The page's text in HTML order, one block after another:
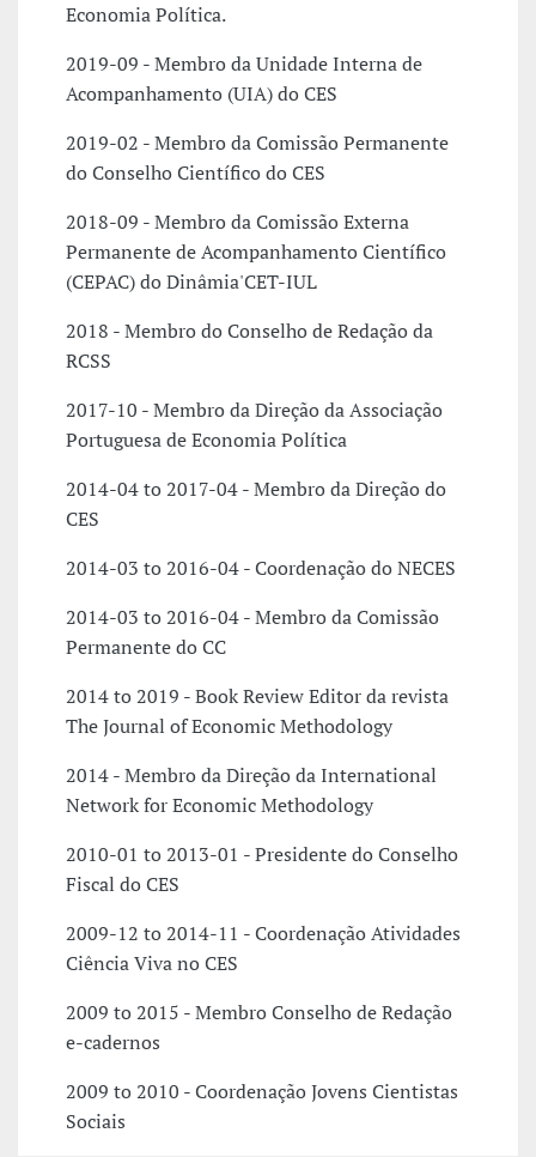
Economia Política.
2019-09 - Membro da Unidade Interna de
Acompanhamento (UIA) do CES
2019-02 - Membro da Comissão Permanente
do Conselho Científico do CES
2018-09 - Membro da Comissão Externa
Permanente de Acompanhamento Científico
(CEPAC) do Dinâmia'CET-IUL
2018 - Membro do Conselho de Redação da
RCSS
2017-10 - Membro da Direção da Associação
Portuguesa de Economia Política
2014-04 to 2017-04 - Membro da Direção do
CES
2014-03 to 2016-04 - Coordenação do NECES
2014-03 to 2016-04 - Membro da Comissão
Permanente do CC
2014 to 2019 - Book Review Editor da revista
The Journal of Economic Methodology
2014 - Membro da Direção da International
Network for Economic Methodology
2010-01 to 2013-01 - Presidente do Conselho
Fiscal do CES
2009-12 to 2014-11 - Coordenação Atividades
Ciência Viva no CES
2009 to 2015 - Membro Conselho de Redação
e-cadernos
2009 to 2010 - Coordenação Jovens Cientistas
Sociais